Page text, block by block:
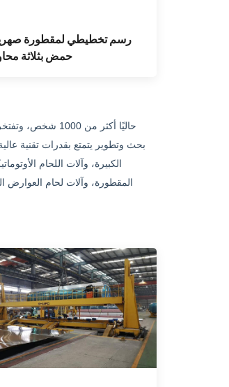
رسم تخطيطي لمقطورة
حمض بثلاثة
المقطورة، وآلات لحام العوارض